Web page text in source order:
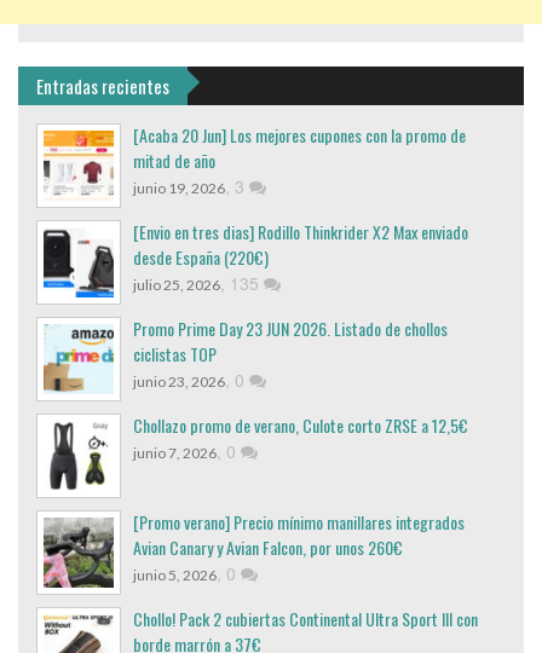
Entradas recientes
[Acaba 20 Jun] Los mejores cupones con la promo de
mitad de año
junio 19, 2026, 3
[Envio en tres dias] Rodillo Thinkrider X2 Max enviado
desde España (220€)
julio 25, 2026, 135
Promo Prime Day 23 JUN 2026. Listado de chollos
ciclistas TOP
junio 23, 2026, 0
Chollazo promo de verano, Culote corto ZRSE a 12,5€
junio 7, 2026, 0
[Promo verano] Precio mínimo manillares integrados
Avian Canary y Avian Falcon, por unos 260€
junio 5, 2026, 0
Chollo! Pack 2 cubiertas Continental Ultra Sport III con
borde marrón a 37€